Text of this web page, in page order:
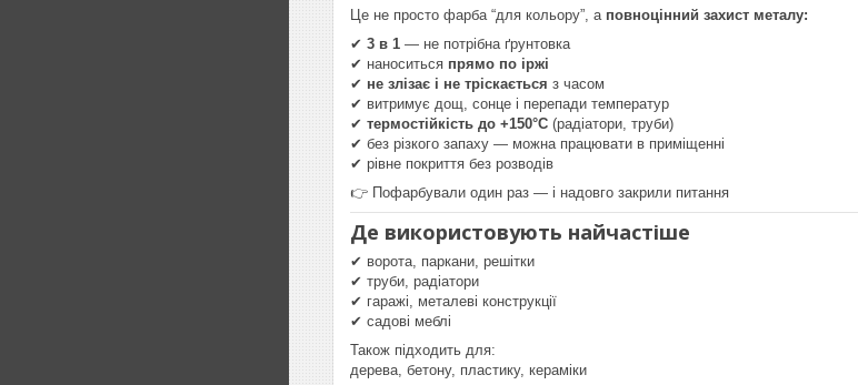
Це не просто фарба “для кольору”, а повноцінний захист металу:
✔ 3 в 1 — не потрібна ґрунтовка
✔ наноситься прямо по іржі
✔ не злізає і не тріскається з часом
✔ витримує дощ, сонце і перепади температур
✔ термостійкість до +150°C (радіатори, труби)
✔ без різкого запаху — можна працювати в приміщенні
✔ рівне покриття без розводів
👉 Пофарбували один раз — і надовго закрили питання
Де використовують найчастіше
✔ ворота, паркани, решітки
✔ труби, радіатори
✔ гаражі, металеві конструкції
✔ садові меблі
Також підходить для:
дерева, бетону, пластику, кераміки